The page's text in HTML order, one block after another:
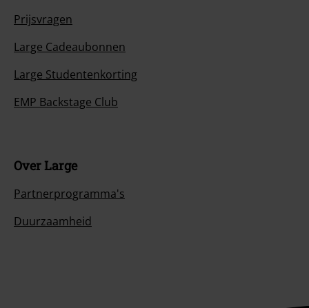
Prijsvragen
Large Cadeaubonnen
Large Studentenkorting
EMP Backstage Club
Over Large
Partnerprogramma's
Duurzaamheid